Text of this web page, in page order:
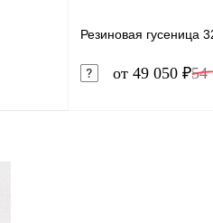
Резиновая гусеница
от 49 050 ₽54